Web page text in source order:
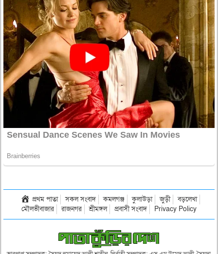
প্রথম পাতা সকল সংবাদ কমলগঞ্জ কুলাউড়া জুড়ী
বড়লেখা
মৌলভীবাজার
রাজনগর শ্রীমঙ্গল প্রবাসী সংবাদ Privacy Policy